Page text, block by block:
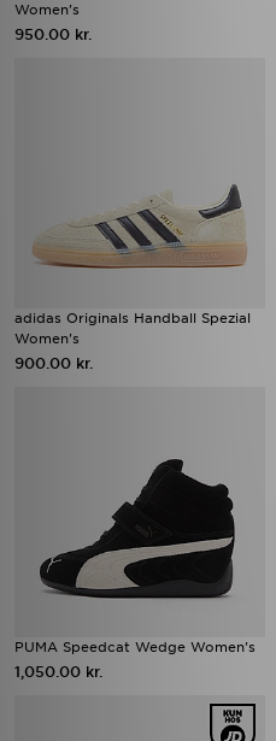
Women's
950.00 kr.
adidas Originals Handball Spezial
Women's
900.00 kr.
PUMA Speedcat Wedge Women's
1,050.00 kr.